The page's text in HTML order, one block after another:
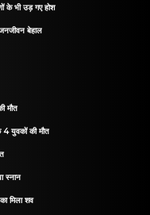
के भी उड़ गए होश
बेहाल
मौत
4 युवकों की मौत
स्नान
मिला शव